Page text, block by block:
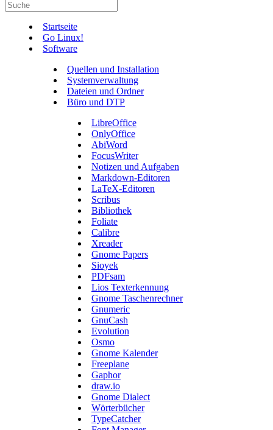
Startseite
Go Linux!
Software
Quellen und Installation
Systemverwaltung
Dateien und Ordner
Büro und DTP
LibreOffice
OnlyOffice
AbiWord
FocusWriter
Notizen und Aufgaben
Markdown-Editoren
LaTeX-Editoren
Scribus
Bibliothek
Foliate
Calibre
Xreader
Gnome Papers
Sioyek
PDFsam
Lios Texterkennung
Gnome Taschenrechner
Gnumeric
GnuCash
Evolution
Osmo
Gnome Kalender
Freeplane
Gaphor
draw.io
Gnome Dialect
Wörterbücher
TypeCatcher